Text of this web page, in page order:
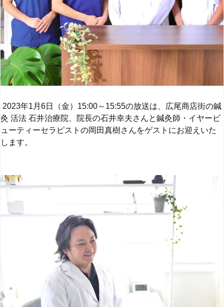
2023年1 月 6日（金） 15:00～ 15:55の放送は、
広尾商店街の鍼
灸 活法 石井治療院、院長の石井幸夫さんと鍼灸師・イヤービ
ューティーセラピストの岡田真樹さんをゲストにお迎えいた
します。